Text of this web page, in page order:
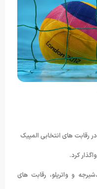
رقابت های انتخابی المپیک
و واترپلو، رقابت های